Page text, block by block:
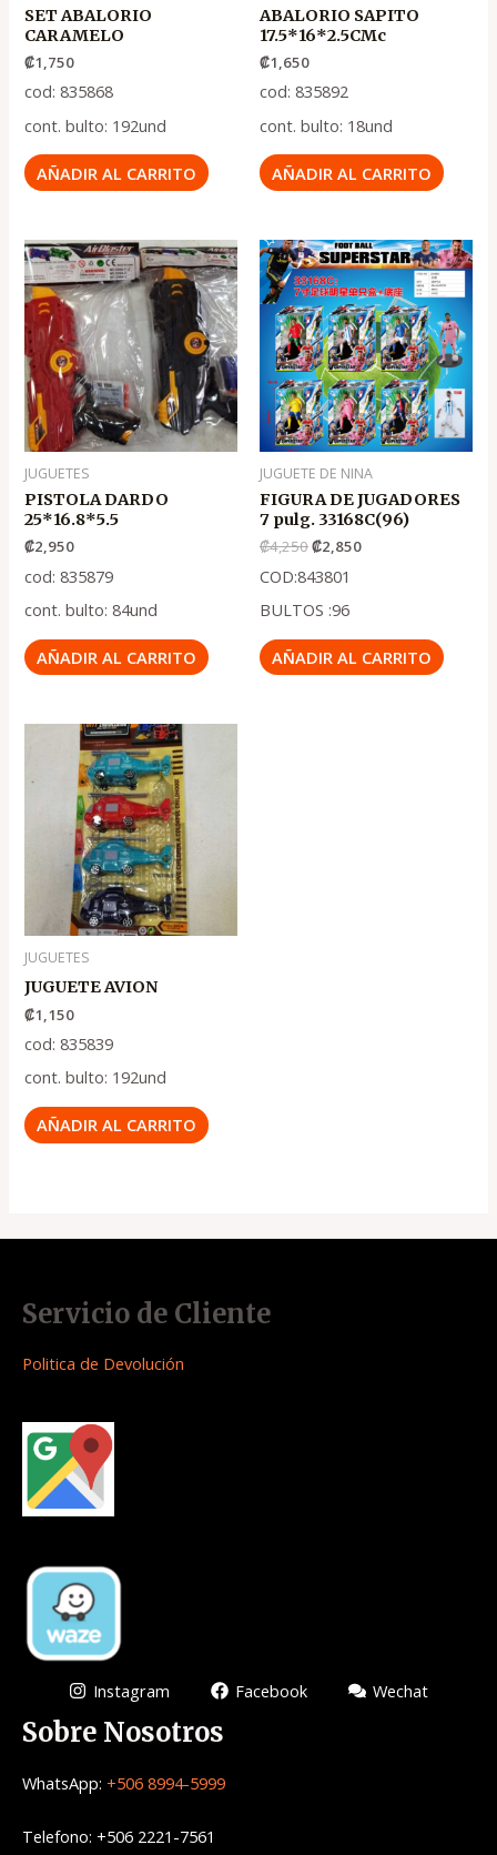
SET ABALORIO
CARAMELO
₡1,750
cod: 835868
cont. bulto: 192und
AÑADIR AL CARRITO
ABALORIO SAPITO
17.5*16*2.5CMc
₡1,650
cod: 835892
cont. bulto: 18und
AÑADIR AL CARRITO
JUGUETES
PISTOLA DARDO
25*16.8*5.5
₡2,950
cod: 835879
cont. bulto: 84und
AÑADIR AL CARRITO
JUGUETE DE NINA
FIGURA DE JUGADORES
7 pulg. 33168C(96)
₡4,250
El
precio
original
era:
.
₡4,250
₡2,850
El
precio
actual
es:
.
₡2,850
COD:843801
BULTOS :96
AÑADIR AL CARRITO
JUGUETES
JUGUETE AVION
₡1,150
cod: 835839
cont. bulto: 192und
AÑADIR AL CARRITO
Servicio de Cliente
Politica de Devolución
Instagram Facebook Wechat
Sobre Nosotros
WhatsApp: +506 8994-5999
Telefono: +506 2221-7561